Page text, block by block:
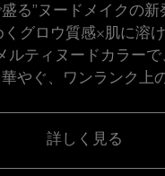
る”ヌードメイクの新
くグロウ質感×肌に溶
ルティヌードカラーで
やぐ、ワンランク上
詳しく見る